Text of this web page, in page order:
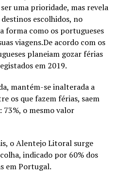
uma prioridade, mas revela
escolhidos, no
forma como os portugueses
viagens.De acordo com os
planeiam gozar férias
em 2019.
mantém-se inalterada a
os que fazem férias, saem
73%, o mesmo valor
o Alentejo Litoral surge
indicado por 60% dos
em Portugal.